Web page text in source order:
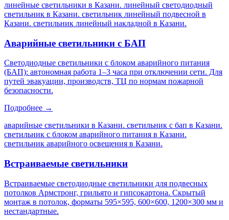
линейные светильники в Казани. линейный светодиодный
светильник в Казани. светильник линейный подвесной в
Казани. светильник линейный накладной в Казани.
Аварийные светильники с БАП
Светодиодные светильники с блоком аварийного питания
(БАП): автономная работа 1–3 часа при отключении сети. Для
путей эвакуации, производств, ТЦ по нормам пожарной
безопасности.
Подробнее →
аварийные светильники в Казани. светильник с бап в Казани.
светильник с блоком аварийного питания в Казани.
светильник аварийного освещения в Казани.
Встраиваемые светильники
Встраиваемые светодиодные светильники для подвесных
потолков Армстронг, грильято и гипсокартона. Скрытый
монтаж в потолок, форматы 595×595, 600×600, 1200×300 мм и
нестандартные.